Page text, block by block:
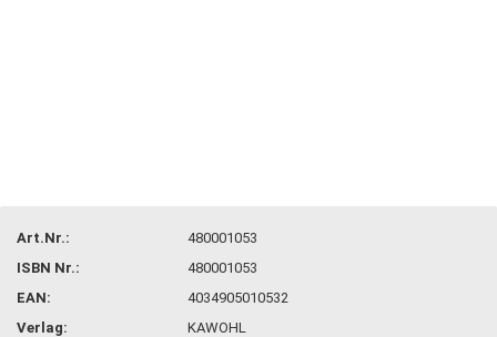
Art.Nr.:
480001053
ISBN Nr.:
480001053
EAN:
4034905010532
Verlag:
KAWOHL